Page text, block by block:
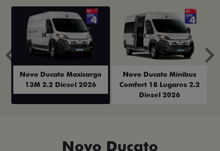
Novo Ducato Maxicargo
13M 2.2 Diesel 2026
Novo Ducato Minibus
Comfort 18 Lugares 2.2
Diesel 2026
Anterior
Novo Ducato